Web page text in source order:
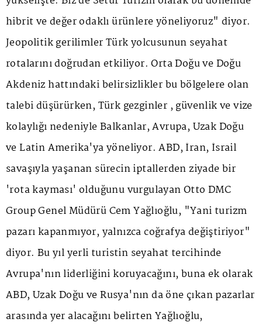
hibrit ve değer odaklı ürünlere yöneliyoruz" diyor.
Jeopolitik gerilimler Türk yolcusunun seyahat
rotalarını doğrudan etkiliyor. Orta Doğu ve Doğu
Akdeniz hattındaki belirsizlikler bu bölgelere olan
talebi düşürürken, Türk gezginler , güvenlik ve vize
kolaylığı nedeniyle Balkanlar, Avrupa, Uzak Doğu
ve Latin Amerika'ya yöneliyor. ABD, İran, İsrail
savaşıyla yaşanan sürecin iptallerden ziyade bir
'rota kayması' olduğunu vurgulayan Otto DMC
Group Genel Müdürü Cem Yağlıoğlu, "Yani turizm
pazarı kapanmıyor, yalnızca coğrafya değiştiriyor"
diyor. Bu yıl yerli turistin seyahat tercihinde
Avrupa'nın liderliğini koruyacağını, buna ek olarak
ABD, Uzak Doğu ve Rusya'nın da öne çıkan pazarlar
arasında yer alacağını belirten Yağlıoğlu,